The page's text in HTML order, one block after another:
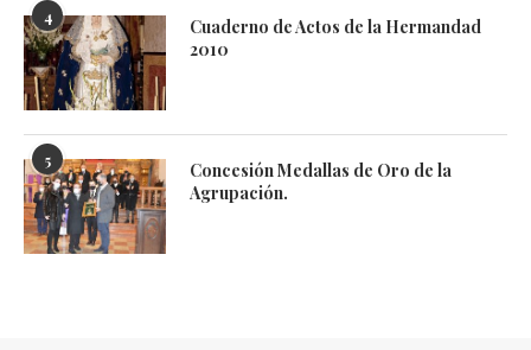
4
Cuaderno de Actos de la Hermandad
2010
5
Concesión Medallas de Oro de la
Agrupación.